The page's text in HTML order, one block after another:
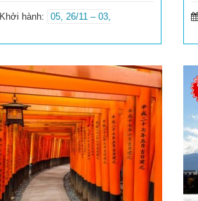
Khởi hành:
05, 26/11 – 03,